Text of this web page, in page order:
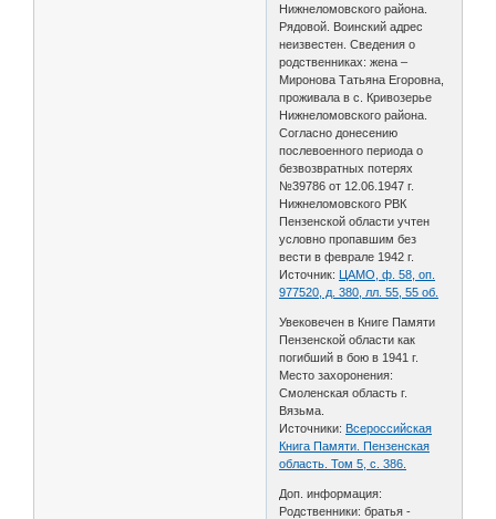
Нижнеломовского района.
Рядовой. Воинский адрес
неизвестен. Сведения о
родственниках: жена –
Миронова Татьяна Егоровна,
проживала в с. Кривозерье
Нижнеломовского района.
Согласно донесению
послевоенного периода о
безвозвратных потерях
№39786 от 12.06.1947 г.
Нижнеломовского РВК
Пензенской области учтен
условно пропавшим без
вести в феврале 1942 г.
Источник: ЦАМО, ф. 58, оп.
977520, д. 380, лл. 55, 55 об.
Увековечен в Книге Памяти
Пензенской области как
погибший в бою в 1941 г.
Место захоронения:
Смоленская область г.
Вязьма.
Источники: Всероссийская
Книга Памяти. Пензенская
область. Том 5, с. 386.
Доп. информация:
Родственники: братья -